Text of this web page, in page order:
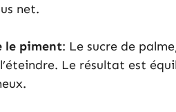
net.
le piment: Le sucre de
Le résultat est